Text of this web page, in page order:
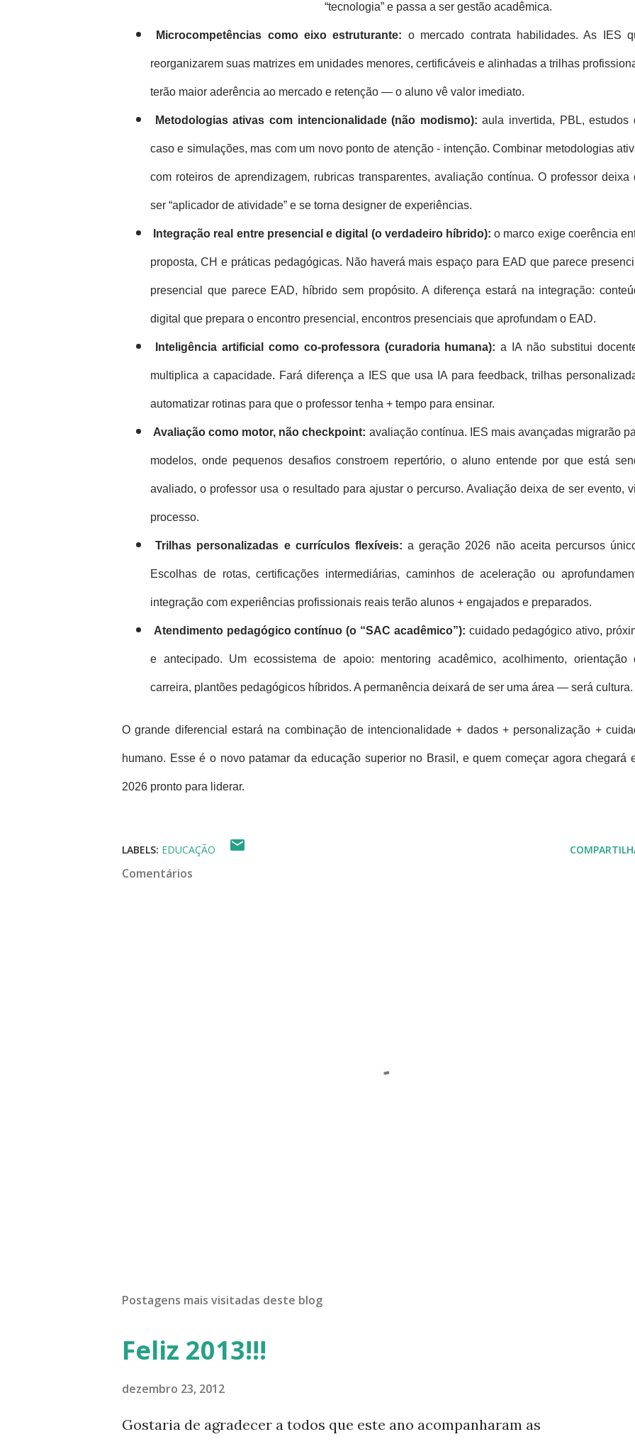
“tecnologia” e passa a ser gestão acadêmica.
Microcompetências como eixo estruturante: o mercado contrata habilidades. As IES
reorganizarem suas matrizes em unidades menores, certificáveis e alinhadas a trilhas
terão maior aderência ao mercado e retenção — o aluno vê valor imediato.
Metodologias ativas com intencionalidade (não modismo):aula invertida, PBL, estudos
caso e simulações, mas com um novo ponto de atenção - intenção. Combinar metodologias
com roteiros de aprendizagem, rubricas transparentes, avaliação contínua. O professor deixa
ser “aplicador de atividade” e se torna designer de experiências.
Integração real entre presencial e digital (o verdadeiro híbrido):o marco exige coerência
proposta, CH e práticas pedagógicas. Não haverá mais espaço para EAD que parece
presencial que parece EAD, híbrido sem propósito. A diferença estará na integração:
digital que prepara o encontro presencial, encontros presenciais que aprofundam o EAD.
Inteligência artificial como co-professora (curadoria humana):a IA não substitui
multiplica a capacidade. Fará diferença a IES que usa IA para feedback, trilhas
automatizar rotinas para que o professor tenha + tempo para ensinar.
Avaliação como motor, não checkpoint: avaliação contínua. IES mais avançadas migrarão
modelos, onde pequenos desafios constroem repertório, o aluno entende por que está
avaliado, o professor usa o resultado para ajustar o percurso. Avaliação deixa de ser evento,
processo.
Trilhas personalizadas e currículos flexíveis:a geração 2026 não aceita percursos
Escolhas de rotas, certificações intermediárias, caminhos de aceleração ou
integração com experiências profissionais reais terão alunos + engajados e preparados.
Atendimento pedagógico contínuo (o “SAC acadêmico”): cuidado pedagógico ativo,
e antecipado. Um ecossistema de apoio: mentoring acadêmico, acolhimento, orientação
carreira, plantões pedagógicos híbridos. A permanência deixará de ser uma área — será cultura.
O grande diferencial estará na combinação de intencionalidade + dados + personalização +
humano. Esse é o novo patamar da educação superior no Brasil, e quem começar agora chegará
2026 pronto para liderar.
LABELS: EDUCAÇÃO
Comentários
Postagens mais visitadas deste blog
Feliz 2013!!!
dezembro 23, 2012
Gostaria de agradecer a todos que este ano acompanharam as